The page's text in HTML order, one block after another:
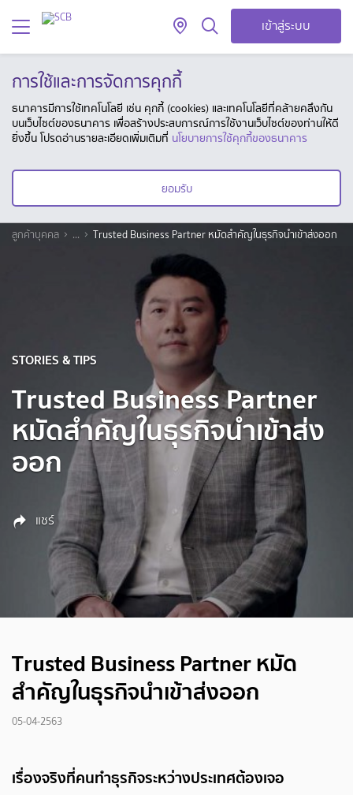
เข้าสู่ระบบ
การใช้และการจัดการคุกกี้
ธนาคารมีการใช้เทคโนโลยี เช่น คุกกี้ (cookies) และเทคโนโลยีที่คล้ายคลึงกัน
บนเว็บไซต์ของธนาคาร เพื่อสร้างประสบการณ์การใช้งานเว็บไซต์ของท่านให้ดี
ยิ่งขึ้น โปรดอ่านรายละเอียดเพิ่มเติมที่ นโยบายการใช้คุกกี้ของธนาคาร
ยอมรับ
ลูกค้าบุคคล ... Trusted Business Partner หมัดสำคัญในธุรกิจนำเข้าส่งออก
STORIES & TIPS
Trusted Business Partner
หมัดสำคัญในธุรกิจนำเข้าส่ง
ออก
แชร์
Trusted Business Partner หมัด
สำคัญในธุรกิจนำเข้าส่งออก
05-04-2563
เรื่องจริงที่คนทำธุรกิจระหว่างประเทศต้องเจอ